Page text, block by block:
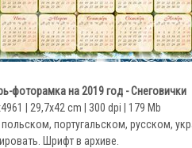
фоторамка на 2019 год - Снеговички
| 29,7х42 cm | 300 dpi | 179 Mb
португальском, русском,
Шрифт в архиве.